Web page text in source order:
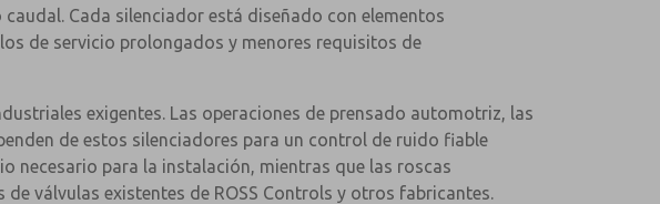
Cada silenciador está diseñado con elementos
de servicio prolongados y menores requisitos de
exigentes. Las operaciones de prensado automotriz, las
de estos silenciadores para un control de ruido fiable
necesario para la instalación, mientras que las roscas
válvulas existentes de ROSS Controls y otros fabricantes.